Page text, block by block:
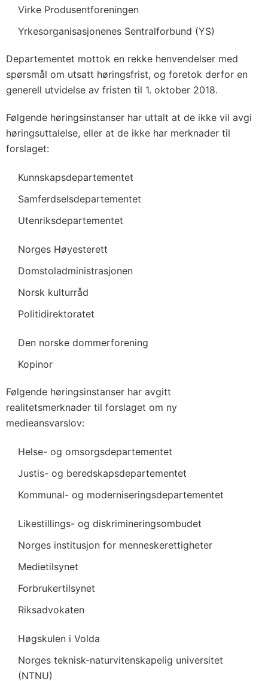
Virke Produsentforeningen
Yrkesorganisasjonenes Sentralforbund (YS)
Departementet mottok en rekke henvendelser med
spørsmål om utsatt høringsfrist, og foretok derfor en
generell utvidelse av fristen til 1. oktober 2018.
Følgende høringsinstanser har uttalt at de ikke vil avgi
høringsuttalelse, eller at de ikke har merknader til
forslaget:
Kunnskapsdepartementet
Samferdselsdepartementet
Utenriksdepartementet
Norges Høyesterett
Domstoladministrasjonen
Norsk kulturråd
Politidirektoratet
Den norske dommerforening
Kopinor
Følgende høringsinstanser har avgitt
realitetsmerknader til forslaget om ny
medieansvarslov:
Helse- og omsorgsdepartementet
Justis- og beredskapsdepartementet
Kommunal- og moderniseringsdepartementet
Likestillings- og diskrimineringsombudet
Norges institusjon for menneskerettigheter
Medietilsynet
Forbrukertilsynet
Riksadvokaten
Høgskulen i Volda
Norges teknisk-naturvitenskapelig universitet
(NTNU)